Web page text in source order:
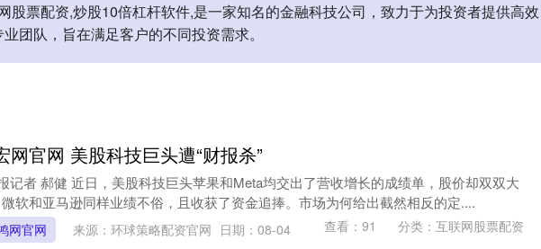
股票配资,炒股10倍杠杆软件,是一家知名的金融科技公司，致力于为投资者提供高
团队，旨在满足客户的不同投资需求。
网官网 美股科技巨头遭“财报杀”
记者 郝健 近日，美股科技巨头苹果和Meta均交出了营收增长的成绩单，股价却双双大
软和亚马逊同样业绩不俗，且收获了资金追捧。市场为何给出截然相反的定....
网官网 来源：环球策略配资官网 日期：08-04 查看： 91 分类： 互联网股票配资